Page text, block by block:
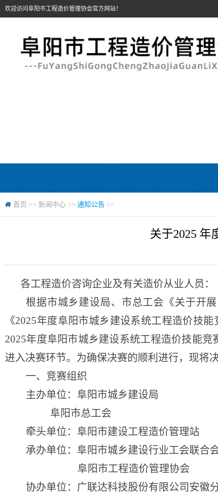
欢迎访问阜阳市工程造价管理协会官方网站！
首页 >> 新闻中心 >> 通知公告 >>
关于2025 年
各工程造价咨询企业及有关造价从业人员：
根据市城乡建设局、市总工会《关于开展
《2025年度阜阳市城乡建设系统工程造价技能
2025年度阜阳市城乡建设系统工程造价技能
进入决赛环节。为确保决赛的顺利进行，现将
一、竞赛组织
主办单位：阜阳市城乡建设局
阜阳市总工会
牵头单位：阜阳市建设工程造价管理站
承办单位：阜阳市城乡建设行业工会联合
阜阳市工程造价管理协会
协办单位：广联达科技股份有限公司安徽